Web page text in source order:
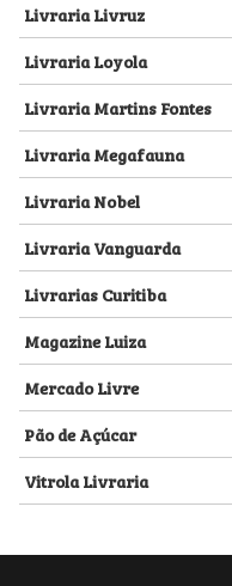
Livraria Livruz
Livraria Loyola
Livraria Martins Fontes
Livraria Megafauna
Livraria Nobel
Livraria Vanguarda
Livrarias Curitiba
Magazine Luiza
Mercado Livre
Pão de Açúcar
Vitrola Livraria